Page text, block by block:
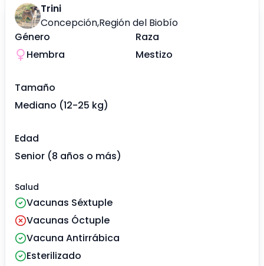
Trini
Concepción,Región del Biobío
Género
Hembra
Raza
Mestizo
Tamaño
Mediano (12-25 kg)
Edad
Senior (8 años o más)
Salud
Vacunas Séxtuple
Vacunas Óctuple
Vacuna Antirrábica
Esterilizado